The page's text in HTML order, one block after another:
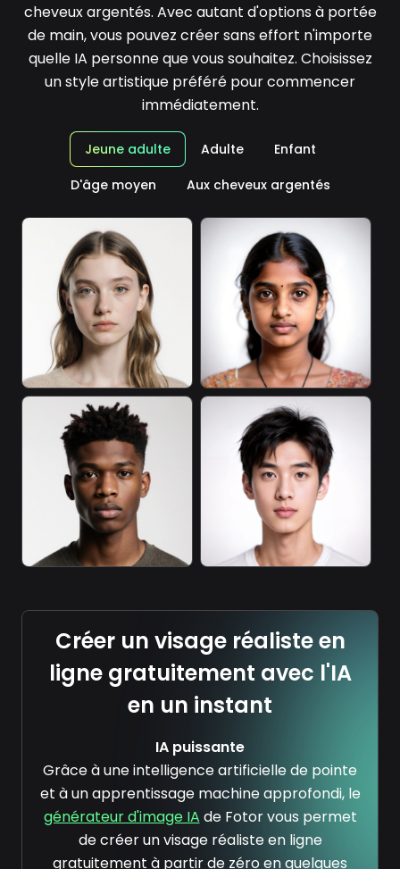
cheveux argentés. Avec autant d'options à portée
de main, vous pouvez créer sans effort n'importe
quelle IA personne que vous souhaitez. Choisissez
un style artistique préféré pour commencer
immédiatement.
Jeune adulte Adulte
Enfant
D'âge moyen
Aux cheveux argentés
Créer un visage réaliste en
ligne gratuitement avec l'IA
en un instant
IA puissante
Grâce à une intelligence artificielle de pointe
et à un apprentissage machine approfondi, le
générateur d'image IA de Fotor vous permet
de créer un visage réaliste en ligne
gratuitement à partir de zéro en quelques